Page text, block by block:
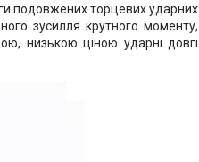
подовжених торцевих ударних
зусилля крутного моменту,
низькою ціною ударні довгі